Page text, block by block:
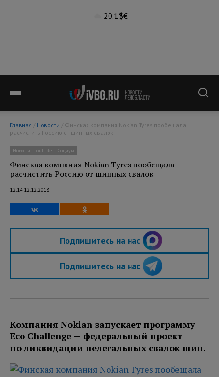
20.1°$€
Главная / Новости
расчистить Россию от шинных свалок
Новости outside Социум
Финская компания Nokian Tyres пообещала
расчистить Россию от шинных свалок
12:14 12.12.2018
Подпишитесь на нас
Подпишитесь на нас
Компания Nokian запускает программу
Eco Challenge — федеральный проект
по ликвидации нелегальных свалок шин.